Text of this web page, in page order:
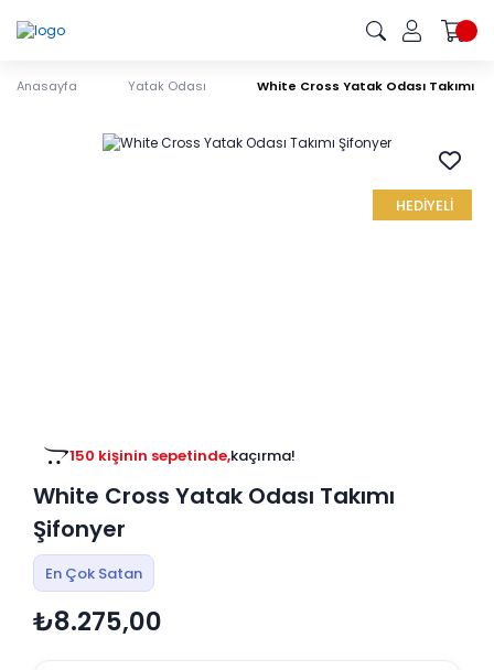
Anasayfa Yatak Odası White Cross Yatak Odası Takımı
HEDİYELİ
150 kişinin sepetinde,kaçırma!
White Cross Yatak Odası Takımı
Şifonyer
En Çok Satan
₺8.275,00